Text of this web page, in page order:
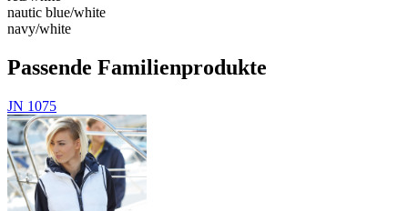
nautic blue/​white
navy/​white
Passende Familienprodukte
JN 1075